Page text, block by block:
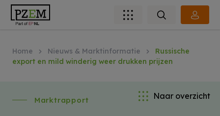
Home Nieuws & Marktinformatie
Russische
export en mild winderig weer drukken prijzen
Naar overzicht
Marktrapport